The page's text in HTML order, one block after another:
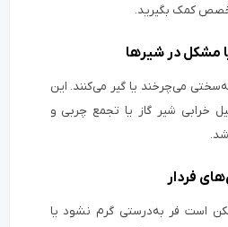
کمک بگیرید.
می‌چرخند یا گیر می‌کنند. این
خرابی شیر گاز یا تجمع چربی و
است فر به‌درستی گرم نشود یا